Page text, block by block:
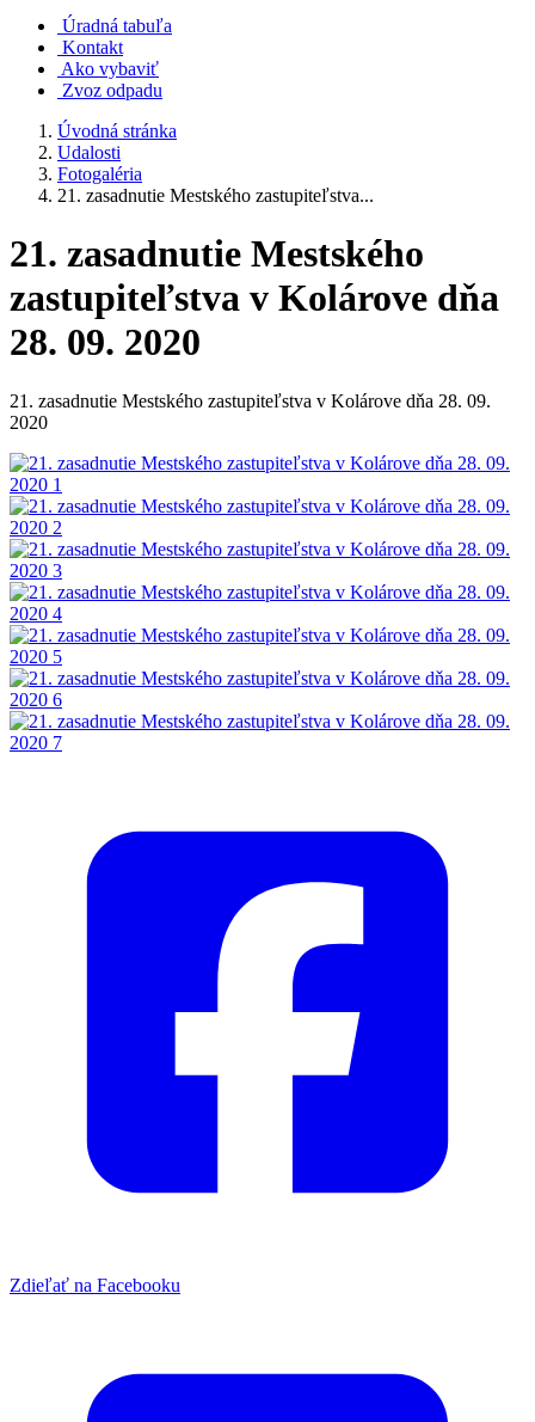
Úradná tabuľa
Kontakt
Ako vybaviť
Zvoz odpadu
Úvodná stránka
Udalosti
Fotogaléria
21. zasadnutie Mestského zastupiteľstva...
21. zasadnutie Mestského
zastupiteľstva v Kolárove dňa
28. 09. 2020
21. zasadnutie Mestského zastupiteľstva v Kolárove dňa 28. 09.
2020
Zdieľať na Facebooku